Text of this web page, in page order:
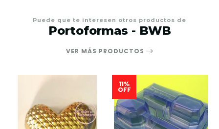
Puede que te interesen otros productos de
Portoformas - BWB
VER MÁS PRODUCTOS
11%
OFF